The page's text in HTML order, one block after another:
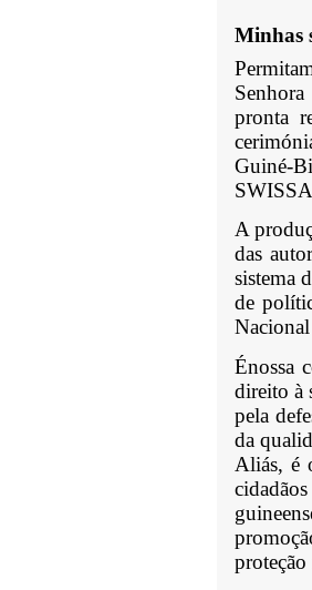
Minhas
pronta
Guiné-
A
das
sistema
de
Énossa
direito à
pela
da
Aliás, é